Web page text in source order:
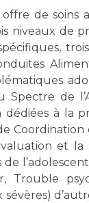
Plateforme
Maladies
offre de
niveaux de
Spectre de
dédiées à la
Coordination
et
Trouble